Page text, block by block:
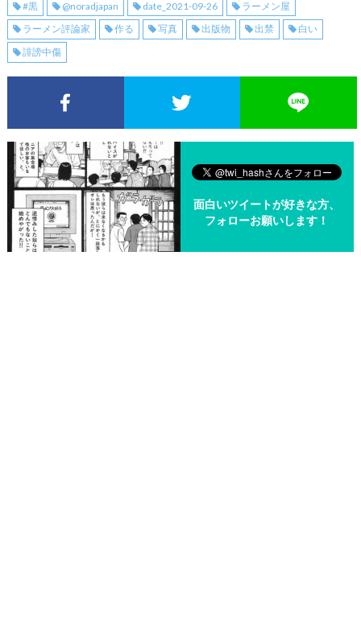
#黒 @noradjapan date_2021-09-26
ラーメン屋
ラーメン評論家
作る 写真 出版物 出禁
白い
誹謗中傷
Facebookでシェア Twitterでシェア
面白いツイートが好きな方、
フォローお願いします！